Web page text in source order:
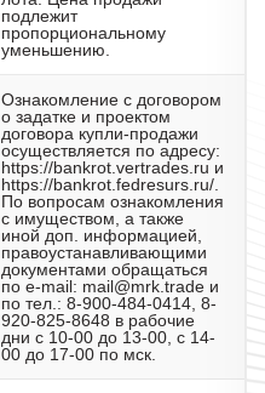
подлежит
пропорциональному
уменьшению.
Ознакомление с договором
о задатке и проектом
договора купли-продажи
осуществляется по адресу:
https://bankrot.vertrades.ru и
https://bankrot.fedresurs.ru/.
По вопросам ознакомления
с имуществом, а также
иной доп. информацией,
правоустанавливающими
документами обращаться
по e-mail: mail@mrk.trade и
по тел.: 8-900-484-0414, 8-
920-825-8648 в рабочие
дни с 10-00 до 13-00, с 14-
00 до 17-00 по мск.